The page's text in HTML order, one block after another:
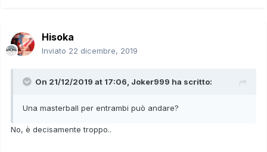
Hisoka
Inviato 22 dicembre, 2019
On 21/12/2019 at 17:06, Joker999 ha scritto:
Una masterball per entrambi può andare?
No, è decisamente troppo..